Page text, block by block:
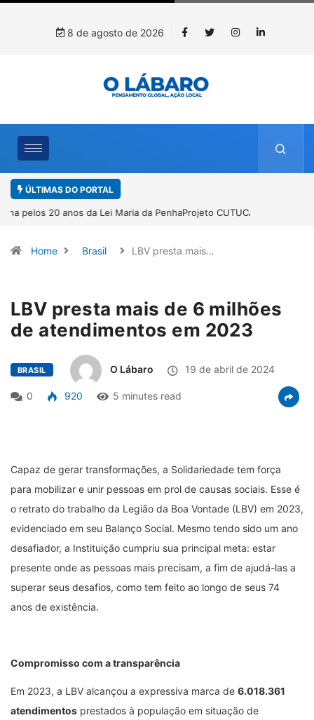
8 de agosto de 2026
ÚLTIMAS DO PORTAL
Projeto CUTUCAR abre nova edição e semeia o futuro por meio da
Home Brasil LBV presta mais…
LBV presta mais de 6 milhões
de atendimentos em 2023
BRASIL O Lábaro 19 de abril de 2024
0 920 5 minutes read
Capaz de gerar transformações, a Solidariedade tem força
para mobilizar e unir pessoas em prol de causas sociais. Esse é
o retrato do trabalho da Legião da Boa Vontade (LBV) em 2023,
evidenciado em seu Balanço Social. Mesmo tendo sido um ano
desafiador, a Instituição cumpriu sua principal meta: estar
presente onde as pessoas mais precisam, a fim de ajudá-las a
superar seus desafios, como tem feito ao longo de seus 74
anos de existência.
Compromisso com a transparência
Em 2023, a LBV alcançou a expressiva marca de 6.018.361
atendimentos prestados à população em situação de